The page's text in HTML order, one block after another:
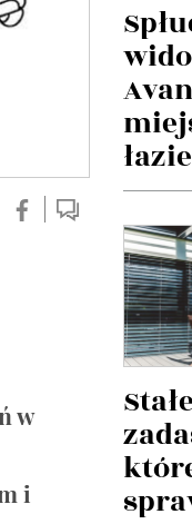
w
i